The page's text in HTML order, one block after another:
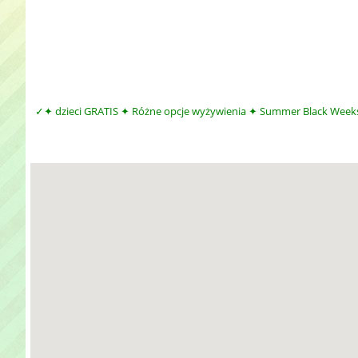
✦ dzieci GRATIS ✦ Różne opcje wyżywienia ✦ Summer Black